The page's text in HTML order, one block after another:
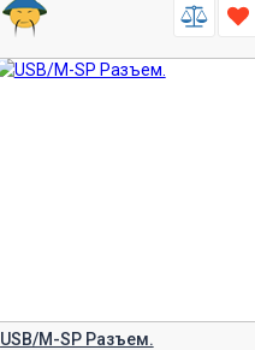
USB/M-SP Разъем.